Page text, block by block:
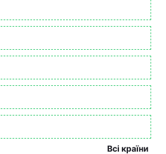
Всі країни